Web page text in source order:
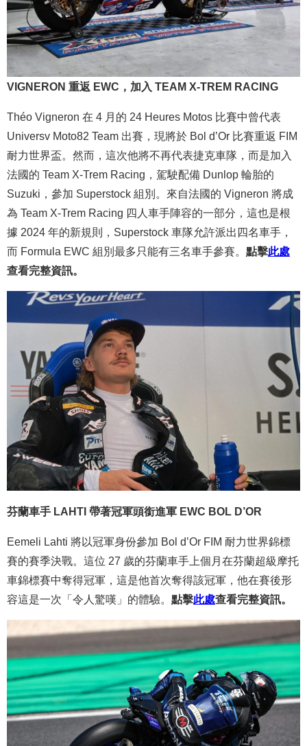
VIGNERON 重返 EWC，加入 TEAM X-TREM RACING
Théo Vigneron 在 4 月的 24 Heures Motos 比賽中曾代表
Universv Moto82 Team 出賽，現將於 Bol d’Or 比賽重返 FIM
耐力世界盃。然而，這次他將不再代表捷克車隊，而是加入
法國的 Team X-Trem Racing，駕駛配備 Dunlop 輪胎的
Suzuki，參加 Superstock 組別。來自法國的 Vigneron 將成
為 Team X-Trem Racing 四人車手陣容的一部分，這也是根
據 2024 年的新規則，Superstock 車隊允許派出四名車手，
而 Formula EWC 組別最多只能有三名車手參賽。 點擊此處
查看完整資訊。
芬蘭車手 LAHTI 帶著冠軍頭銜進軍 EWC BOL D’OR
Eemeli Lahti 將以冠軍身份參加 Bol d’Or FIM 耐力世界錦標
賽的賽季決戰。這位 27 歲的芬蘭車手上個月在芬蘭超級摩托
車錦標賽中奪得冠軍，這是他首次奪得該冠軍，他在賽後形
容這是一次「令人驚嘆」的體驗。 點擊此處查看完整資訊。